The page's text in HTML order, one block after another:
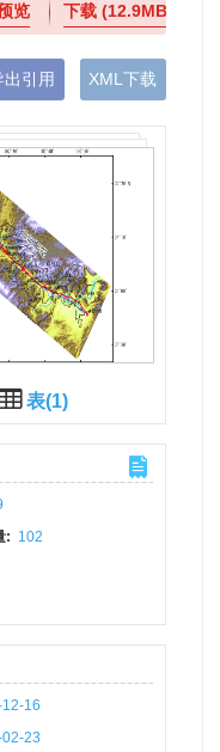
览 下载(12.9MB)
出引用 XML下载
表(1)
: 102
16
23